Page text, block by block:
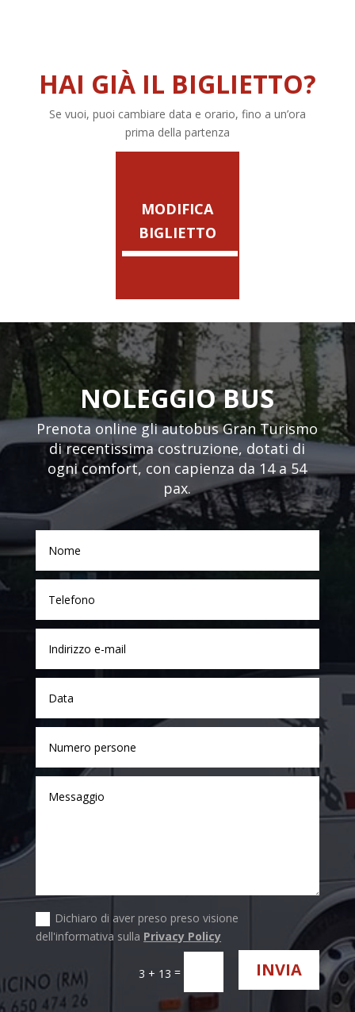
HAI GIÀ IL BIGLIETTO?
Se vuoi, puoi cambiare data e orario, fino a un’ora
prima della partenza
MODIFICA
BIGLIETTO
NOLEGGIO BUS
Prenota online gli autobus Gran Turismo
di recentissima costruzione, dotati di
ogni comfort, con capienza da 14 a 54
pax.
Dichiaro di aver preso preso visione
dell'informativa sulla Privacy Policy
3 + 13 = INVIA